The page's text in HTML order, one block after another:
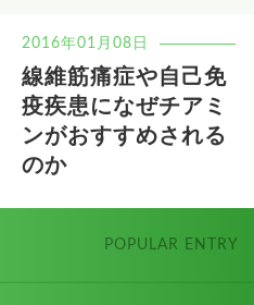
2016年01月08日
線維筋痛症や自己免
疫疾患になぜチアミ
ンがおすすめされる
のか
POPULAR ENTRY